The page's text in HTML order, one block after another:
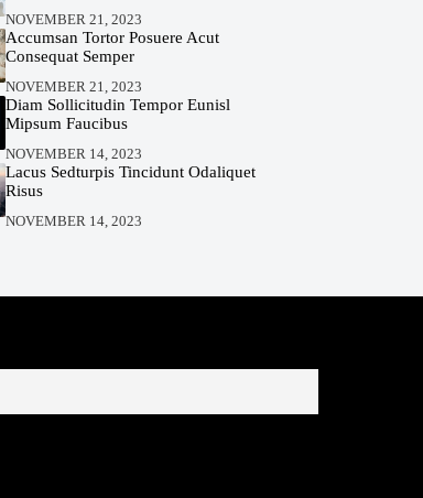
NOVEMBER 21, 2023
Accumsan Tortor Posuere Acut
Consequat Semper
NOVEMBER 21, 2023
Diam Sollicitudin Tempor Eunisl
Mipsum Faucibus
NOVEMBER 14, 2023
Lacus Sedturpis Tincidunt Odaliquet
Risus
NOVEMBER 14, 2023